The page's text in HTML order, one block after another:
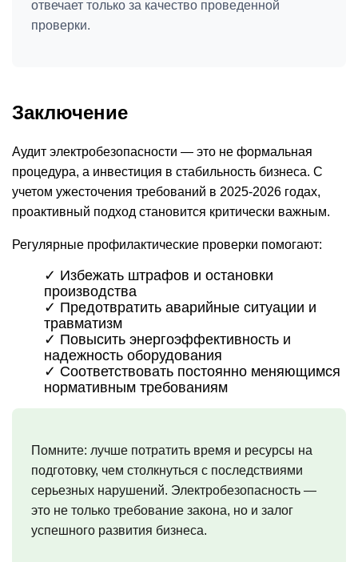
отвечает только за качество проведенной
проверки.
Заключение
Аудит электробезопасности — это не формальная
процедура, а инвестиция в стабильность бизнеса. С
учетом ужесточения требований в 2025-2026 годах,
проактивный подход становится критически важным.
Регулярные профилактические проверки помогают:
✓ Избежать штрафов и остановки
производства
✓ Предотвратить аварийные ситуации и
травматизм
✓ Повысить энергоэффективность и
надежность оборудования
✓ Соответствовать постоянно меняющимся
нормативным требованиям
Помните: лучше потратить время и ресурсы на
подготовку, чем столкнуться с последствиями
серьезных нарушений. Электробезопасность —
это не только требование закона, но и залог
успешного развития бизнеса.